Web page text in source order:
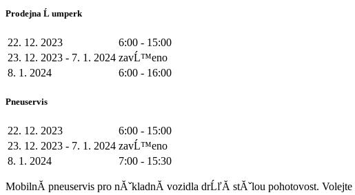
Prodejna Ĺ umperk
22. 12. 2023
6:00 - 15:00
23. 12. 2023 - 7. 1. 2024 zavĹ™eno
8. 1. 2024
6:00 - 16:00
Pneuservis
22. 12. 2023
6:00 - 15:00
23. 12. 2023 - 7. 1. 2024 zavĹ™eno
8. 1. 2024
7:00 - 15:30
MobilnĂ­ pneuservis pro nĂˇkladnĂ­ vozidla drĹľĂ­ stĂˇlou pohotovost.